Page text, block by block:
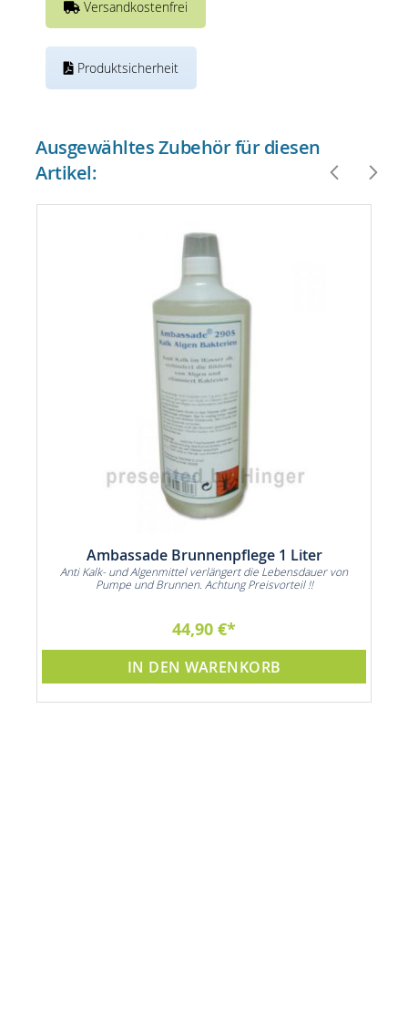
Versandkostenfrei
Produktsicherheit
Ausgewähltes Zubehör für diesen
Artikel:
Ambassade Brunnenpflege 1 Liter
Anti Kalk- und Algenmittel verlängert die Lebensdauer von
Pumpe und Brunnen. Achtung Preisvorteil !!
44,90 €
IN DEN WARENKORB